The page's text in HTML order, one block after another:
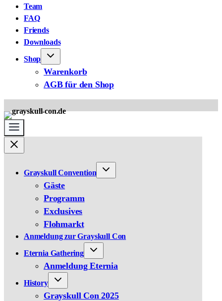
Team
FAQ
Friends
Downloads
Shop
Warenkorb
AGB für den Shop
Grayskull Convention
Gäste
Programm
Exclusives
Flohmarkt
Anmeldung zur Grayskull Con
Eternia Gathering
Anmeldung Eternia
History
Grayskull Con 2025